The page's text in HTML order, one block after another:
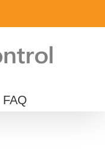
FAQ